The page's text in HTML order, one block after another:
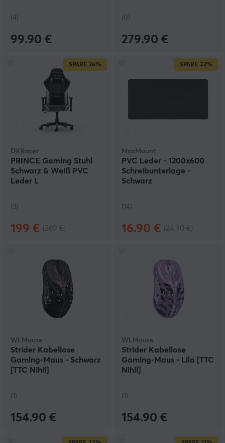
(4)
99.90 €
(0)
279.90 €
SPARE 26%
DXRacer
PRINCE Gaming Stuhl
Schwarz & Weiß PVC
Leder L
(3)
199 €
SPARE 32%
MaxMount
PVC Leder - 1200x600
Schreibunterlage -
Schwarz
(14)
16.90 €
WLMouse
Strider Kabellose
Gaming-Maus - Schwarz
[TTC Nihil]
(1)
154.90 €
WLMouse
Strider Kabellose
Gaming-Maus - Lila [TTC
Nihil]
(1)
154.90 €